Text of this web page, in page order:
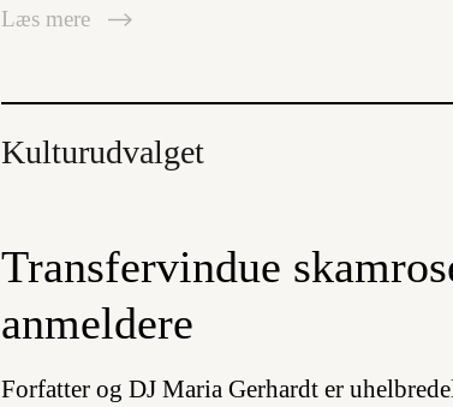
Læs mere
Kulturudvalget
Transfervindue
anmeldere
Forfatter og DJ Maria Gerhardt er